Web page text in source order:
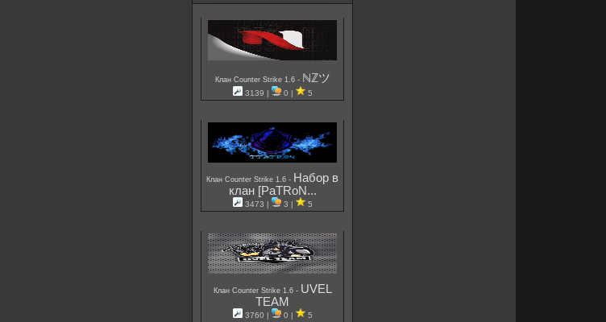
Клан Counter Strike 1.6 - ℕℤツ
3139 | 0 | 5
Клан Counter Strike 1.6 - Набор в
клан [PaTRoN...
3473 | 3 | 5
Клан Counter Strike 1.6 - UVEL
TEAM
3760 | 0 | 5